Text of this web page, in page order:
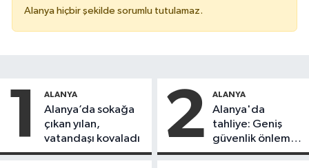
Alanya hiçbir şekilde sorumlu tutulamaz.
1 ALANYA
Alanya’da sokağa
çıkan yılan,
vatandaşı kovaladı
2 ALANYA
Alanya'da
tahliye: Geniş
güvenlik önlemi
alındı